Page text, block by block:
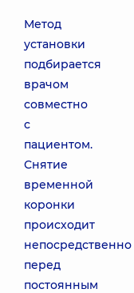
Метод
установки
подбирается
врачом
совместно
с
пациентом.
Снятие
временной
коронки
происходит
непосредственно
перед
постоянным